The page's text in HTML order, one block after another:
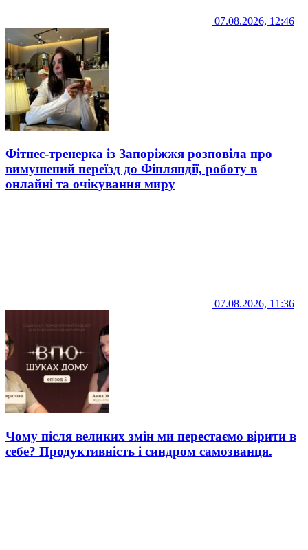
07.08.2026, 12:46
Фітнес-тренерка із Запоріжжя розповіла про
вимушений переїзд до Фінляндії, роботу в
онлайні та очікування миру
07.08.2026, 11:36
Чому після великих змін ми перестаємо вірити в
себе? Продуктивність і синдром самозванця.